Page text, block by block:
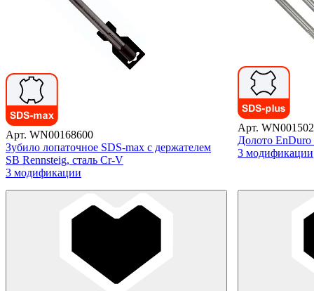
Арт. WN00168600
Зубило лопаточное SDS-max с держателем
SB Rennsteig, сталь Cr-V
3 модификации
Арт.
Долото EnDuro
3 модификации